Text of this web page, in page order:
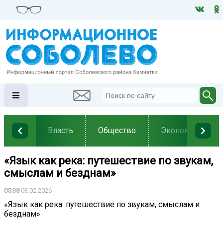
Власть Общество Экономика
«Язык как река: путешествие по звукам,
смыслам и безднам»
05:3803.02.2026
«Язык как река: путешествие по звукам, смыслам и
безднам»